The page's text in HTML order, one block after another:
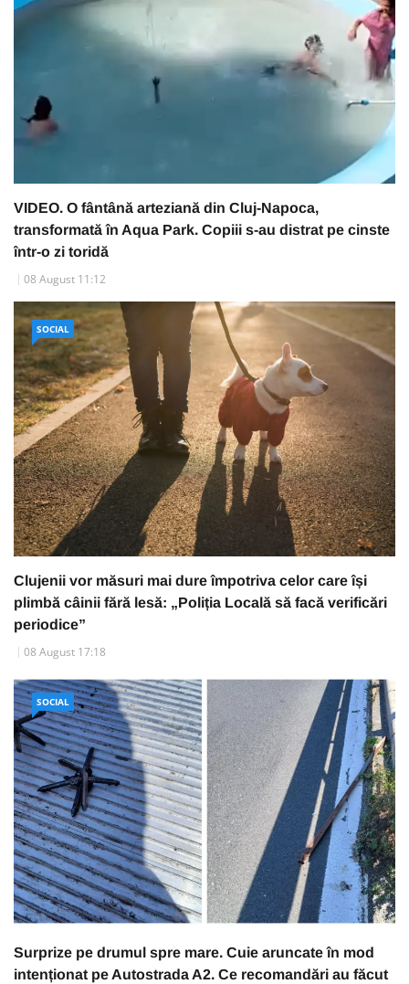
VIDEO. O fântână arteziană din Cluj-Napoca,
transformată în Aqua Park. Copiii s-au distrat pe cinste
într-o zi toridă
08 August 11:12
SOCIAL
Clujenii vor măsuri mai dure împotriva celor care își
plimbă câinii fără lesă: „Poliția Locală să facă verificări
periodice”
08 August 17:18
SOCIAL
Surprize pe drumul spre mare. Cuie aruncate în mod
intenționat pe Autostrada A2. Ce recomandări au făcut